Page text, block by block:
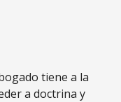
tiene a la
a doctrina y